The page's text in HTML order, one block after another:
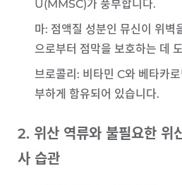
U(MMSC)가 풍부합니다.
마: 점액질 성분인 뮤신이 위벽
으로부터 점막을 보호하는 데
브로콜리 : 비타민 C와 베타카
부하게 함유되어 있습니다.
2. 위산 역류와 불필요한 위
사 습관